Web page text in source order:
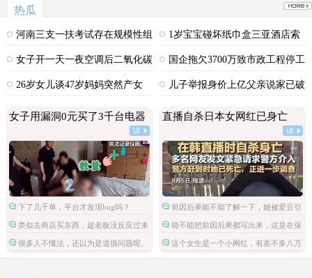
热瓜
河南三支一扶考试存在规模性组
织作弊犯罪
1岁宝宝碰坏纸巾盒三亚酒店索
赔924元
女子开一天一夜空调后二氧化碳
中毒
国企拖欠3700万致市政工程停工
26岁女儿谈47岁妈妈突然产女
儿子举报身价上亿父亲说家已破
女子用漏洞0元买了3千台电器
详
下了几千单，平台才发现bug吗？
类似去商店买东西，趁老板没反应过来
拿了就跑。
很多人不懂法，还以为是道德问题呢。
直播自杀日本女网红已身亡
详
前因后果能不能了解一下，她被爱豆引
导网暴攻击
能不能把前因后果都写出来，这是在保
护施害人吗。
这个女生是一个小网红，有差不多八万